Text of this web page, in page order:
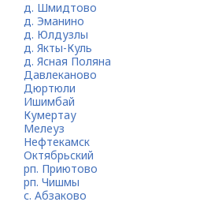
д. Шмидтово
д. Эманино
д. Юлдузлы
д. Якты-Куль
д. Ясная Поляна
Давлеканово
Дюртюли
Ишимбай
Кумертау
Мелеуз
Нефтекамск
Октябрьский
рп. Приютово
рп. Чишмы
с. Абзаково